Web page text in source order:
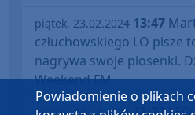
piątek, 23.02.2024 13:47
człuchowskiego LO pisze
nagrywa swoje piosenki.
Weekend FM
piątek, 23.02.2024
Powiadomienie o plikach